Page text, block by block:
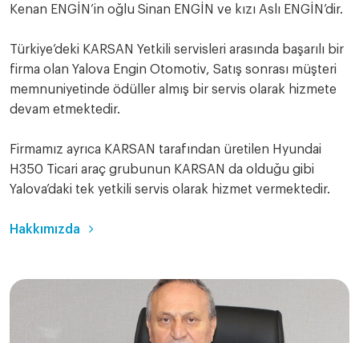
Kenan ENGİN’in oğlu Sinan ENGİN ve kızı Aslı ENGİN’dir.
Türkiye’deki KARSAN Yetkili servisleri arasında başarılı bir
firma olan Yalova Engin Otomotiv, Satış sonrası müşteri
memnuniyetinde ödüller almış bir servis olarak hizmete
devam etmektedir.
Firmamız ayrıca KARSAN tarafından üretilen Hyundai
H350 Ticari araç grubunun KARSAN da olduğu gibi
Yalova’daki tek yetkili servis olarak hizmet vermektedir.
Hakkımızda